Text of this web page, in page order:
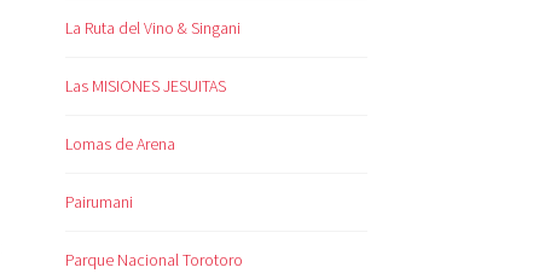
La Ruta del Vino & Singani
Las MISIONES JESUITAS
Lomas de Arena
Pairumani
Parque Nacional Torotoro